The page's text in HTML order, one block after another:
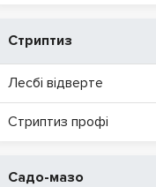
Стриптиз
Лесбі відверте
Стриптиз профі
Садо-мазо